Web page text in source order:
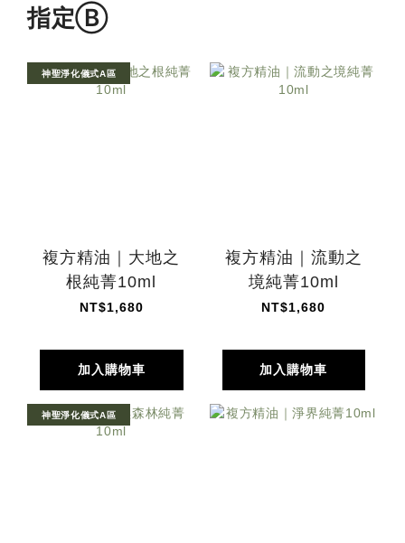
指定Ⓑ
神聖淨化儀式A區
複方精油｜大地之
根純菁10ml
NT$1,680
加入購物車
複方精油｜流動之
境純菁10ml
NT$1,680
加入購物車
神聖淨化儀式A區